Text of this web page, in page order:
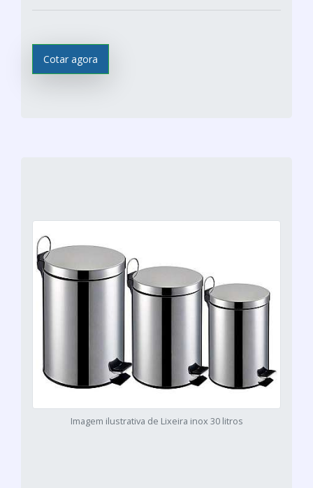
Cotar agora
Imagem ilustrativa de Lixeira inox 30 litros